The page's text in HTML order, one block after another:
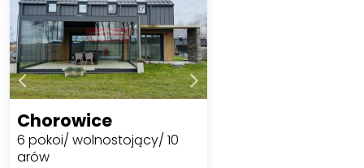
Chorowice
6 pokoi/ wolnostojący/ 10
arów